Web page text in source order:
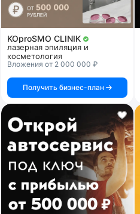
KOproSMO CLINIK
лазерная эпиляция и
косметология
Вложения от 2 000 000 ₽
Получить бизнес-план